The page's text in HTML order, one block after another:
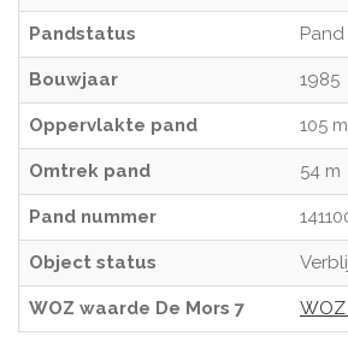
Pandstatus
Bouwjaar 1985
Oppervlakte pand 105
Omtrek pand 54 m
Pand nummer
Object status
WOZ waarde De Mors 7